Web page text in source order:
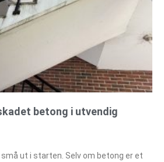
betong i utvendig
ut i starten. Selv om betong er et